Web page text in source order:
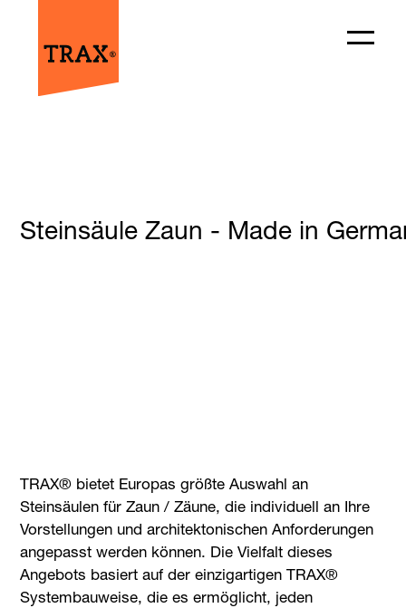
Steinsäule Zaun - Made in
TRAX® bietet Europas größte Auswahl an
Steinsäulen für Zaun / Zäune, die individuell an Ihre
Vorstellungen und architektonischen Anforderungen
angepasst werden können. Die Vielfalt dieses
Angebots basiert auf der einzigartigen TRAX®
Systembauweise, die es ermöglicht, jeden